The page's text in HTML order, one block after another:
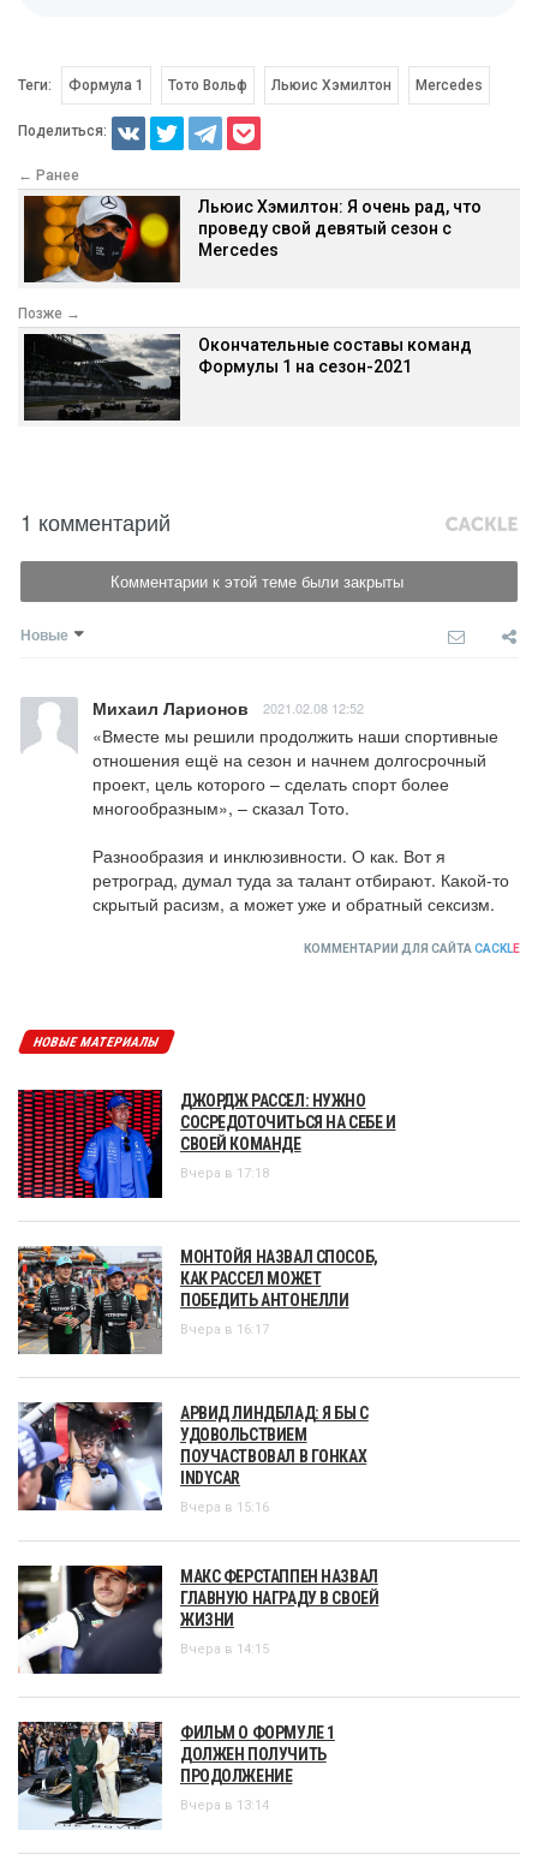
Теги: Формула 1 Тото Вольф Льюис Хэмилтон Mercedes
Поделиться:
← Ранее
Льюис Хэмилтон: Я очень рад, что
проведу свой девятый сезон с
Mercedes
Позже →
Окончательные составы команд
Формулы 1 на сезон-2021
1 комментарий
Комментарии к этой теме были закрыты
Новые
Михаил Ларионов 2021.02.08 12:52
«Вместе мы решили продолжить наши спортивные
отношения ещё на сезон и начнем долгосрочный
проект, цель которого – сделать спорт более
многообразным», – сказал Тото.
Разнообразия и инклюзивности. О как. Вот я
ретроград, думал туда за талант отбирают. Какой-то
скрытый расизм, а может уже и обратный сексизм.
КОММЕНТАРИИ ДЛЯ САЙТА CACKLE
НОВЫЕ МАТЕРИАЛЫ
ДЖОРДЖ РАССЕЛ: НУЖНО
СОСРЕДОТОЧИТЬСЯ НА СЕБЕ И
СВОЕЙ КОМАНДЕ
Вчера в 17:18
МОНТОЙЯ НАЗВАЛ СПОСОБ,
КАК РАССЕЛ МОЖЕТ
ПОБЕДИТЬ АНТОНЕЛЛИ
Вчера в 16:17
АРВИД ЛИНДБЛАД: Я БЫ С
УДОВОЛЬСТВИЕМ
ПОУЧАСТВОВАЛ В ГОНКАХ
INDYCAR
Вчера в 15:16
МАКС ФЕРСТАППЕН НАЗВАЛ
ГЛАВНУЮ НАГРАДУ В СВОЕЙ
ЖИЗНИ
Вчера в 14:15
ФИЛЬМ О ФОРМУЛЕ 1
ДОЛЖЕН ПОЛУЧИТЬ
ПРОДОЛЖЕНИЕ
Вчера в 13:14